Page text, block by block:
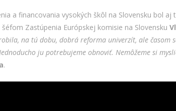
a financovania vysokých škôl na Slovensku bol
Zastúpenia Európskej komisie na Slovensku
na tú dobu, dobrá reforma univerzít, ale časom
ju potrebujeme obnoviť. Nemôžeme si
.